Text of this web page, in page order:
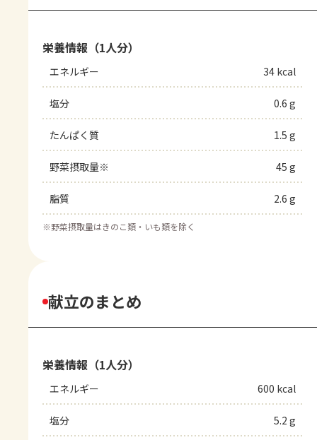
栄養情報（1人分）
エネルギー 34 kcal
塩分 0.6 g
たんぱく質 1.5 g
野菜摂取量※ 45 g
脂質 2.6 g
※野菜摂取量はきのこ類・いも類を除く
献立のまとめ
栄養情報（1人分）
エネルギー 600 kcal
塩分 5.2 g